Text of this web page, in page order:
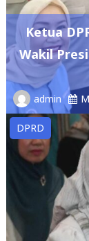
Wakil
admin
DPRD
DPRD